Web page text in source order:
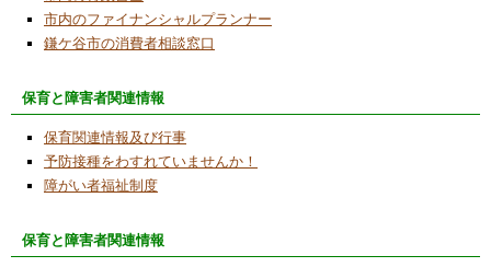
PCを使わずロボットを動かす体験講座を開催
第２７回ふれあいまつりに当NPO法人も出
展・参加
2024/2/7
ＰＣ無しでプログラム作成体験講座の受講者
募集
2024/2/1
今月のコラム「縄文の人たち」
市内のファイナンシャルプランナー
鎌ケ谷市の消費者相談窓口
保育と障害者関連情報
保育関連情報及び行事
予防接種をわすれていませんか！
障がい者福祉制度
保育と障害者関連情報